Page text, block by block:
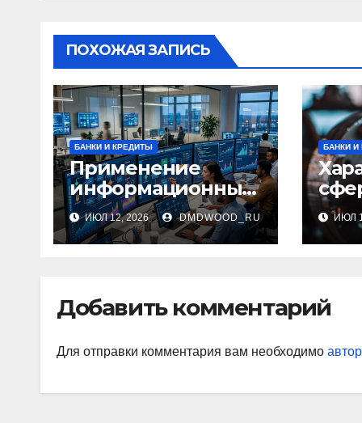
ПОХОЖАЯ ЗАПИСЬ
БАНКИ И КРЕДИТЫ
Применение
информационных
технологий и
системная
интеграция в
ИЮЛ 12, 2026 DMDWOOD_RU
БАНКИ И
ИЮЛ
Добавить комментарий
Для отправки комментария вам необходимо